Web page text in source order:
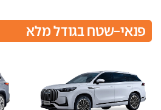
פנאי-שטח בגודל מלא